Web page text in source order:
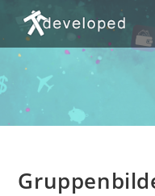
Inhalt
springen